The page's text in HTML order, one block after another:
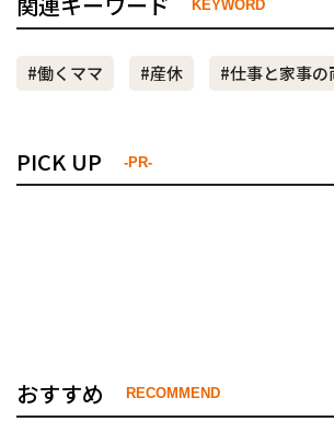
KEYWORD
#働くママ #産休 #仕事と家事の
PICK UP -PR-
おすすめ RECOMMEND